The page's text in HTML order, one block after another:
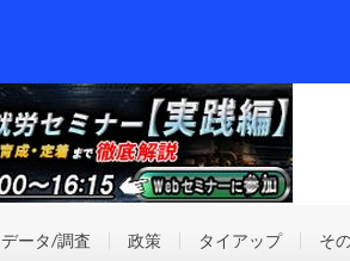
データ/調査 政策 タイアップ そ